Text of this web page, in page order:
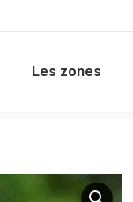
Les zones